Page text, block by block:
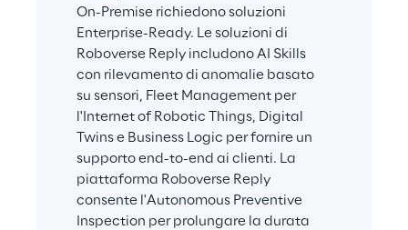
On-Premise richiedono soluzioni
Enterprise-Ready. Le soluzioni di
Roboverse Reply includono AI Skills
con rilevamento di anomalie basato
su sensori, Fleet Management per
l'Internet of Robotic Things, Digital
Twins e Business Logic per fornire un
supporto end-to-end ai clienti. La
piattaforma Roboverse Reply
consente l'Autonomous Preventive
Inspection per prolungare la durata